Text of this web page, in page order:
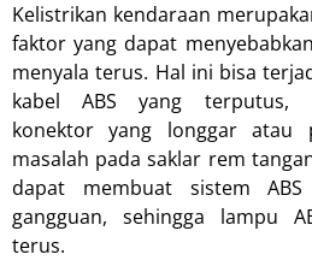
Kelistrikan kendaraan
faktor yang dapat
menyala terus. Hal ini bisa
kabel ABS yang terputus,
konektor yang longgar atau
masalah pada saklar rem
dapat membuat sistem ABS
gangguan, sehingga lampu
terus.